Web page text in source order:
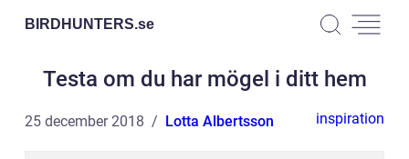
BIRDHUNTERS.se
Testa om du har mögel i ditt hem
25 december 2018 Lotta Albertsson inspiration